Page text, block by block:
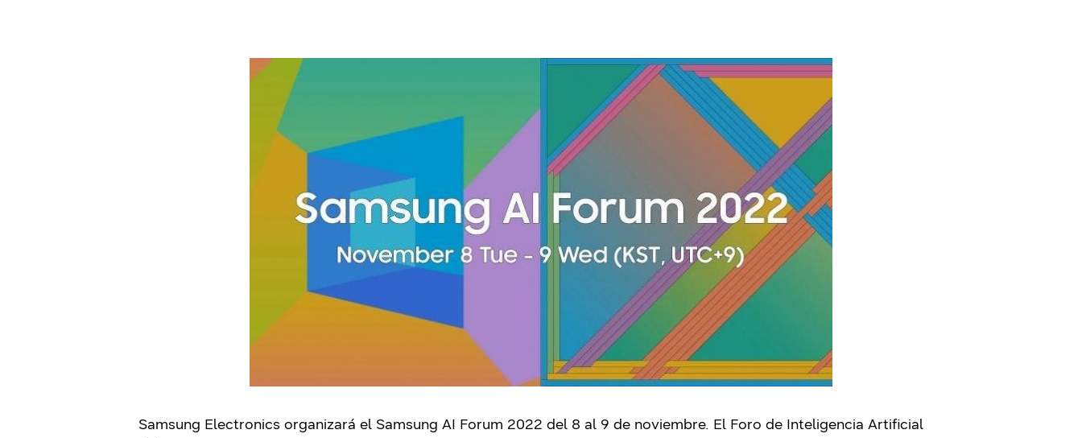
Samsung Electronics organizará el Samsung AI Forum 2022 del 8 al 9 de noviembre. El Foro de Inteligencia Artificial